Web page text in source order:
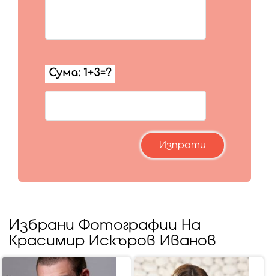
Избрани Фотографии На
Красимир Искъров Иванов